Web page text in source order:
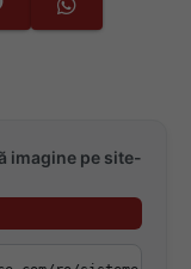
imagine pe site-